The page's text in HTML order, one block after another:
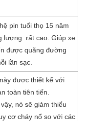
tuổi thọ 15 năm
lượng rất cao. Giúp xe
được quãng đường
lần sạc.
được thiết kế với
toàn tiên tiến.
nó sẽ giảm thiểu
cơ cháy nổ so với các